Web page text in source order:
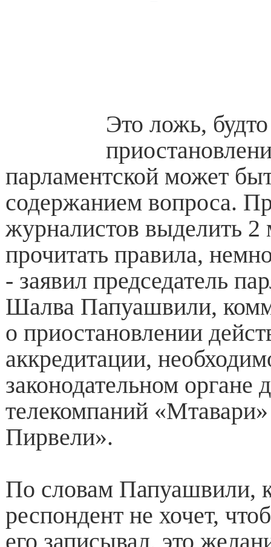
Это ложь, будто
парламентской может
содержанием вопроса.
журналистов выделить
прочитать правила,
- заявил председатель
Шалва Папуашвили,
о приостановлении
аккредитации,
законодательном органе
телекомпаний
Пирвели».
По словам Папуашвили,
респондент не хочет,
его записывал, это